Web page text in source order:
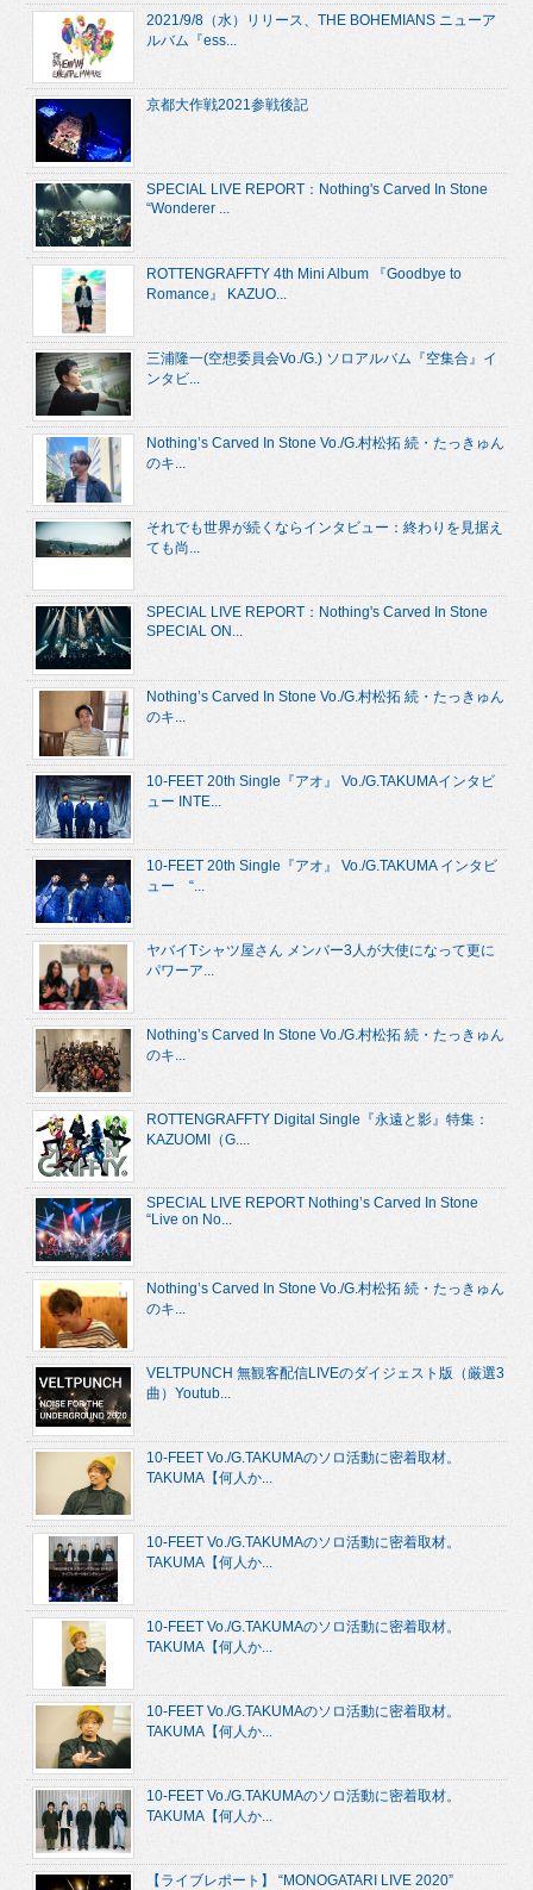
2021/9/8（水）リリース、THE BOHEMIANS ニューア
ルバム『ess...
京都大作戦2021参戦後記
SPECIAL LIVE REPORT：Nothing's Carved In Stone
“Wonderer ...
ROTTENGRAFFTY 4th Mini Album 『Goodbye to
Romance』 KAZUO...
三浦隆一(空想委員会Vo./G.) ソロアルバム『空集合』イ
ンタビ...
Nothing’s Carved In Stone Vo./G.村松拓 続・たっきゅん
のキ...
それでも世界が続くならインタビュー：終わりを見据え
ても尚...
SPECIAL LIVE REPORT：Nothing's Carved In Stone
SPECIAL ON...
Nothing’s Carved In Stone Vo./G.村松拓 続・たっきゅん
のキ...
10-FEET 20th Single『アオ』 Vo./G.TAKUMAインタビ
ュー INTE...
10-FEET 20th Single『アオ』 Vo./G.TAKUMA インタビ
ュー “...
ヤバイTシャツ屋さん メンバー3人が大使になって更に
パワーア...
Nothing’s Carved In Stone Vo./G.村松拓 続・たっきゅん
のキ...
ROTTENGRAFFTY Digital Single『永遠と影』特集：
KAZUOMI（G....
SPECIAL LIVE REPORT Nothing’s Carved In Stone
“Live on No...
Nothing’s Carved In Stone Vo./G.村松拓 続・たっきゅん
のキ...
VELTPUNCH 無観客配信LIVEのダイジェスト版（厳選3
曲）Youtub...
10-FEET Vo./G.TAKUMAのソロ活動に密着取材。
TAKUMA【何人か...
10-FEET Vo./G.TAKUMAのソロ活動に密着取材。
TAKUMA【何人か...
10-FEET Vo./G.TAKUMAのソロ活動に密着取材。
TAKUMA【何人か...
10-FEET Vo./G.TAKUMAのソロ活動に密着取材。
TAKUMA【何人か...
10-FEET Vo./G.TAKUMAのソロ活動に密着取材。
TAKUMA【何人か...
【ライブレポート】 “MONOGATARI LIVE 2020”